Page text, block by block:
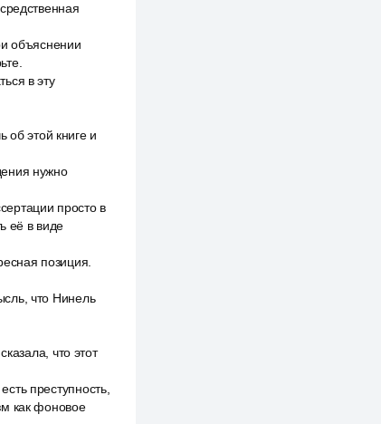
объяснении
в эту
этой книге и
нужно
просто в
её в виде
позиция.
что Нинель
что этот
преступность,
как фоновое